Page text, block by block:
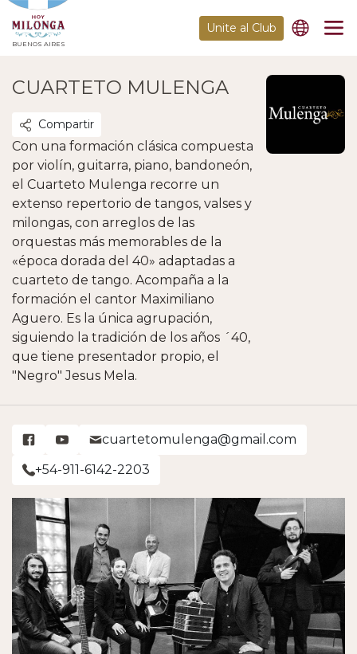
BUENOS AIRES
Unite al Club
CUARTETO MULENGA
Compartir
Con una formación clásica compuesta
por violín, guitarra, piano, bandoneón,
el Cuarteto Mulenga recorre un
extenso repertorio de tangos, valses y
milongas, con arreglos de las
orquestas más memorables de la
«época dorada del 40» adaptadas a
cuarteto de tango. Acompaña a la
formación el cantor Maximiliano
Aguero. Es la única agrupación,
siguiendo la tradición de los años ´40,
que tiene presentador propio, el
"Negro" Jesus Mela.
cuartetomulenga@gmail.com
+54-911-6142-2203